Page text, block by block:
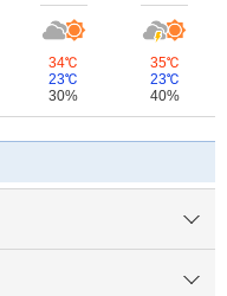
34℃
23℃
30%
35℃
23℃
40%